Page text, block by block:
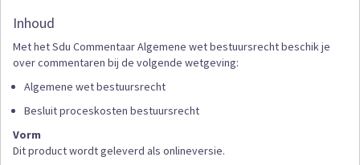
Inhoud
Met het Sdu Commentaar Algemene wet bestuursrecht beschik je
over commentaren bij de volgende wetgeving:
Algemene wet bestuursrecht
Besluit proceskosten bestuursrecht
Vorm
Dit product wordt geleverd als onlineversie.